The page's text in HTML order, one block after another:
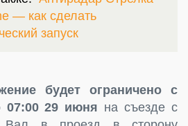
— как сделать
запуск
будет ограничено с
07:00 29 июня на съезде с